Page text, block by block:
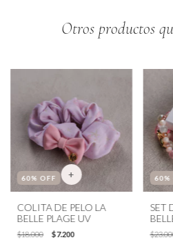
Otros productos
60% OFF
COLITA DE PELO LA
BELLE PLAGE UV
$18.000
$7.200
60%
SET